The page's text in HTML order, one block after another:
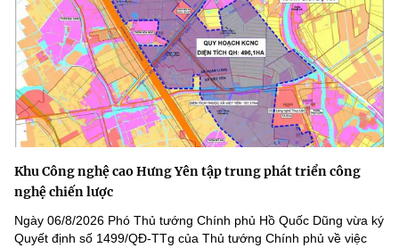
Khu Công nghệ cao Hưng Yên tập trung phát triển công
nghệ chiến lược
Ngày 06/8/2026 Phó Thủ tướng Chính phủ Hồ Quốc Dũng vừa ký
Quyết định số 1499/QĐ-TTg của Thủ tướng Chính phủ về việc